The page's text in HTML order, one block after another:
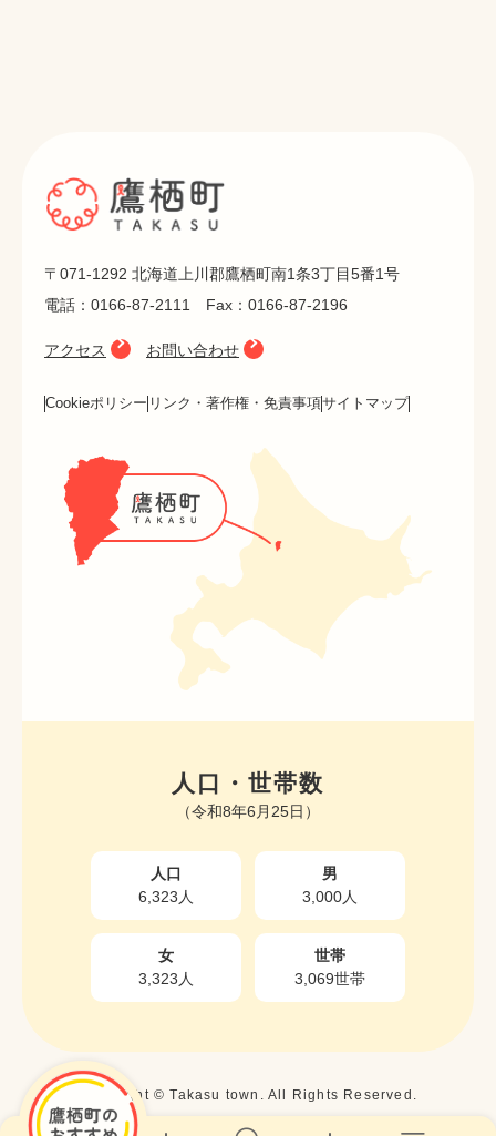
〒071-1292 北海道上川郡鷹栖町南1条3丁目5番1号
電話：0166-87-2111 Fax：0166-87-2196
アクセス お問い合わせ
Cookieポリシー リンク・著作権・免責事項サイトマップ
人口・世帯数
（令和8年6月25日）
人口
6,323人
男
3,000人
女
3,323人
世帯
3,069世帯
Copyright © Takasu town. All Rights Reserved.